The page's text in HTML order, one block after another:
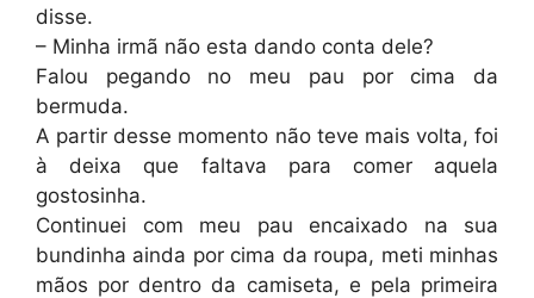
disse.
– Minha irmã não esta dando conta dele?
Falou pegando no meu pau por cima da
bermuda.
A partir desse momento não teve mais volta, foi
à deixa que faltava para comer aquela
gostosinha.
Continuei com meu pau encaixado na sua
bundinha ainda por cima da roupa, meti minhas
mãos por dentro da camiseta, e pela primeira